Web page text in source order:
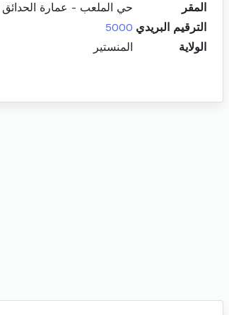
المقر
حي الملعب - عمارة الحدائق
الترقيم البريدي 5000
الولاية
المنستير